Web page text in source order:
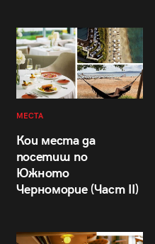
МЕСТА
Кои места да
посетиш по
Южното
Черноморие (Част II)